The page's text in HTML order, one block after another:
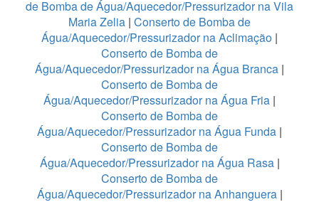
de Bomba de Água/Aquecedor/Pressurizador na Vila
Maria Zelia | Conserto de Bomba de
Água/Aquecedor/Pressurizador na Aclimação |
Conserto de Bomba de
Água/Aquecedor/Pressurizador na Água Branca |
Conserto de Bomba de
Água/Aquecedor/Pressurizador na Água Fria |
Conserto de Bomba de
Água/Aquecedor/Pressurizador na Água Funda |
Conserto de Bomba de
Água/Aquecedor/Pressurizador na Água Rasa |
Conserto de Bomba de
Água/Aquecedor/Pressurizador na Anhanguera|